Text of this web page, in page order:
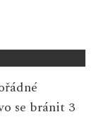
se bránit 3